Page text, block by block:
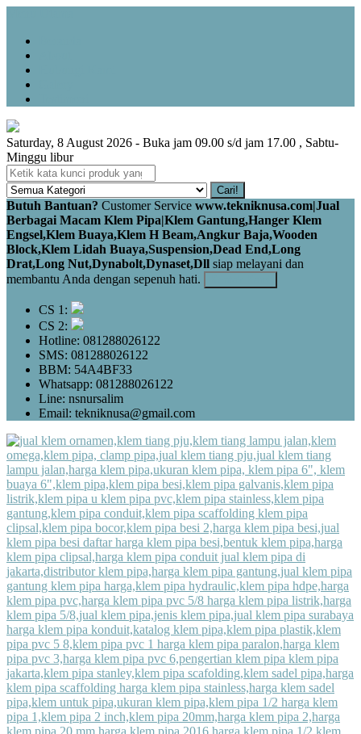
Saturday, 8 August 2026 - Buka jam 09.00 s/d jam 17.00 , Sabtu-
Minggu libur
Cari!
Butuh Bantuan? Customer Service www.tekniknusa.com|Jual
Berbagai Macam Klem Pipa|Klem Gantung,Hanger Klem
Engsel,Klem Buaya,Klem H Beam,Angkur Baja,Wooden
Block,Klem Lidah Buaya,Suspension,Dead End,Long
Drat,Long Nut,Dynabolt,Dynaset,Dll siap melayani dan
membantu Anda dengan sepenuh hati.
CS 1:
CS 2:
Hotline: 081288026122
SMS: 081288026122
BBM: 54A4BF33
Whatsapp: 081288026122
Line: nsnursalim
Email: tekniknusa@gmail.com